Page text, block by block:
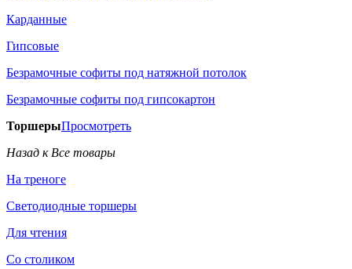
Карданные
Гипсовые
Безрамочные софиты под натяжной потолок
Безрамочные софиты под гипсокартон
ТоршерыПросмотреть
Назад к Все товары
На треноге
Светодиодные торшеры
Для чтения
Со столиком